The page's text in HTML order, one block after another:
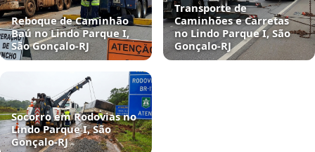
Reboque de Caminhão
Baú no Lindo Parque I,
São Gonçalo‑RJ
Transporte de
Caminhões e Carretas
no Lindo Parque I, São
Gonçalo‑RJ
Socorro em Rodovias no
Lindo Parque I, São
Gonçalo‑RJ